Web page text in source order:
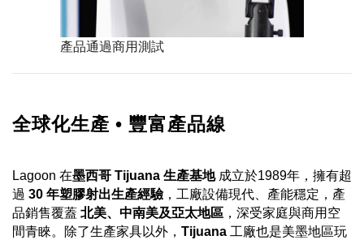
產品通過商用測試
全球化生產 • 豐富產品線
Lagoon 在墨西哥 Tijuana 生產基地成立於1989年，擁有超
過 30 年塑膠射出生產經驗，工廠設備現代、產能穩定，產
品銷售覆蓋 北美、中南美及亞太地區 ，深受家庭與商用空
間青睞。除了生產家具以外， Tijuana 工廠也是美墨地區玩